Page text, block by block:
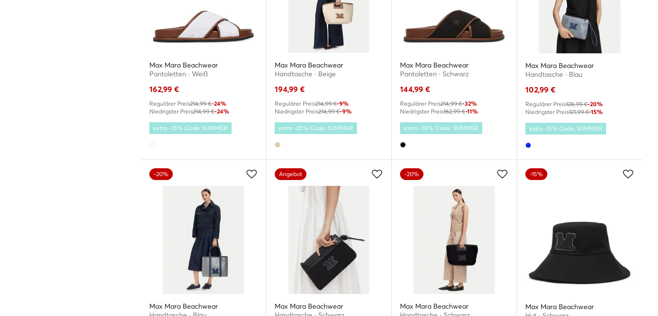
Max Mara Beachwear
Pantoletten · Weiß
162,99 €
Regulärer Preis214,99 €-24%
Niedrigster Preis214,99 €-24%
extra -35% Code: SUMMER
Max Mara Beachwear
Handtasche · Beige
194,99 €
Regulärer Preis214,99 €-9%
Niedrigster Preis214,99 €-9%
extra -25% Code: SUMMER
Max Mara Beachwear
Pantoletten · Schwarz
144,99 €
Regulärer Preis214,99 €-32%
Niedrigster Preis162,99 €-11%
extra -35% Code: SUMMER
Max Mara Beachwear
Handtasche · Blau
102,99 €
Regulärer Preis128,99 €-20%
Niedrigster Preis121,99 €-15%
extra -15% Code: SUMMER
-20%
Max Mara Beachwear
Angebot
Max Mara Beachwear
-20%
Max Mara Beachwear
-15%
Max Mara Beachwear